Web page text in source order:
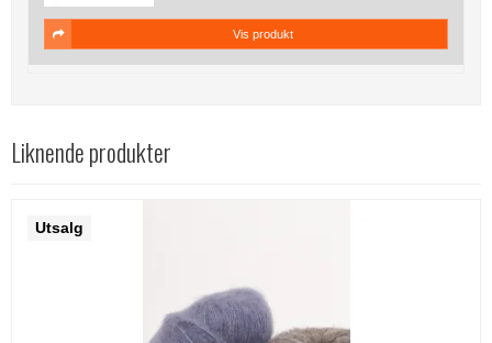
Vis produkt
Liknende produkter
Utsalg